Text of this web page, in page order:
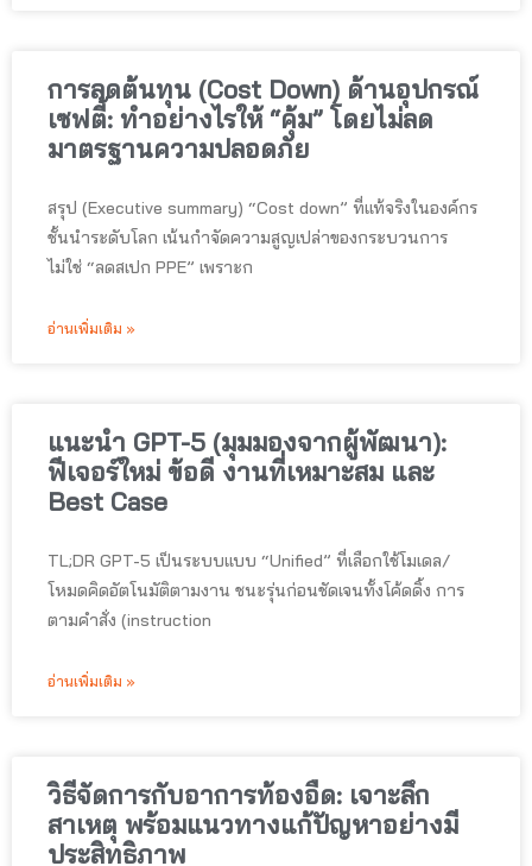
การลดต้นทุน (Cost Down) ด้านอุปกรณ์
เซฟตี้: ทำอย่างไรให้ “คุ้ม” โดยไม่ลด
มาตรฐานความปลอดภัย
สรุป (Executive summary) “Cost down” ที่แท้จริงในองค์กร
ชั้นนำระดับโลก เน้นกำจัดความสูญเปล่าของกระบวนการ
ไม่ใช่ “ลดสเปก PPE” เพราะก
อ่านเพิ่มเติม »
แนะนำ GPT-5 (มุมมองจากผู้พัฒนา):
ฟีเจอร์ใหม่ ข้อดี งานที่เหมาะสม และ
Best Case
TL;DR GPT-5 เป็นระบบแบบ “Unified” ที่เลือกใช้โมเดล/
โหมดคิดอัตโนมัติตามงาน ชนะรุ่นก่อนชัดเจนทั้งโค้ดดิ้ง การ
ตามคำสั่ง (instruction
อ่านเพิ่มเติม »
วิธีจัดการกับอาการท้องอืด: เจาะลึก
สาเหตุ พร้อมแนวทางแก้ปัญหาอย่างมี
ประสิทธิภาพ